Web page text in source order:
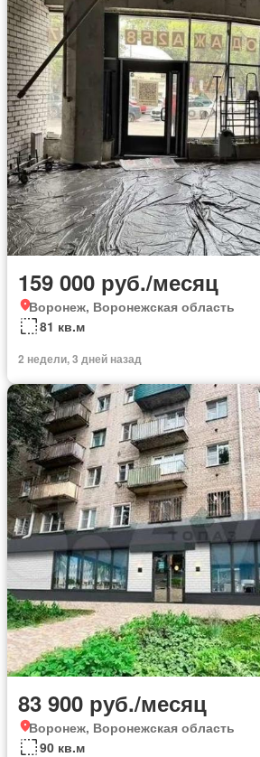
159 000 руб./месяц
Воронеж, Воронежская область
81 кв.м
2 недели, 3 дней назад
83 900 руб./месяц
Воронеж, Воронежская область
90 кв.м